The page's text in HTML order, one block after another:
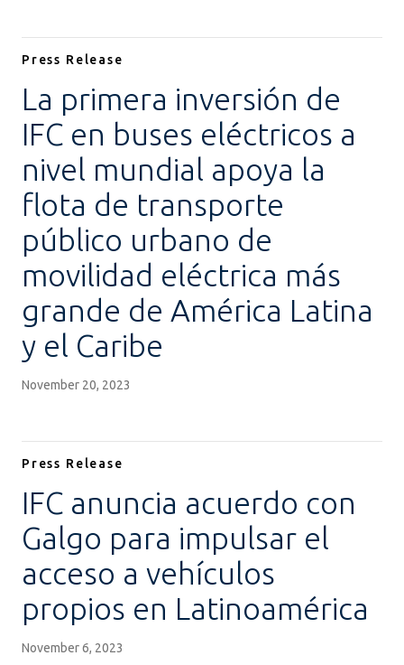
Press Release
La primera inversión de
IFC en buses eléctricos a
nivel mundial apoya la
flota de transporte
público urbano de
movilidad eléctrica más
grande de América Latina
y el Caribe
November 20, 2023
Press Release
IFC anuncia acuerdo con
Galgo para impulsar el
acceso a vehículos
propios en Latinoamérica
November 6, 2023